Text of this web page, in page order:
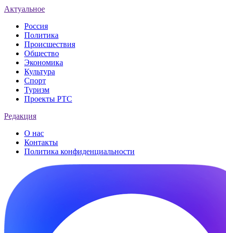
Актуальное
Россия
Политика
Происшествия
Общество
Экономика
Культура
Спорт
Туризм
Проекты РТС
Редакция
О нас
Контакты
Политика конфиденциальности